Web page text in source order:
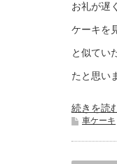
お礼が遅
ケーキを
と似てい
たと思い
続きを読
車ケーキ